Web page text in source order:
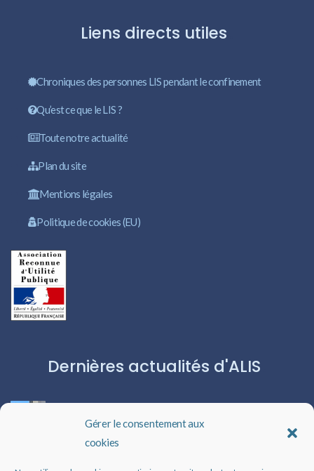
Gérer le consentement aux
cookies
Liens directs utiles
Chroniques des personnes LIS pendant le confinement
Qu’est ce que le LIS ?
Toute notre actualité
Plan du site
Mentions légales
Politique de cookies (EU)
Dernières actualités d'ALIS
Les livres audio : une porte ouverte sur l’évasion